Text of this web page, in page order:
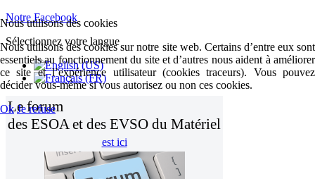
Notre Facebook
Sélectionnez votre langue
Le forum
des ESOA et des EVSO du Matériel
est ici
Nous utilisons des cookies
Nous utilisons des cookies sur notre site web. Certains d’entre eux sont
essentiels au fonctionnement du site et d’autres nous aident à améliorer
ce site et l’expérience utilisateur (cookies traceurs). Vous pouvez
décider vous-même si vous autorisez ou non ces cookies.
Ok Je refuse